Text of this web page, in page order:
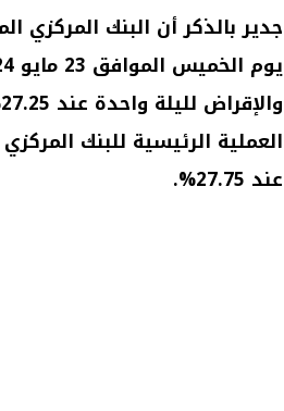
جدير بالذكر أن البنك المركزي
يوم الخميس الموافق 23 مايو 2024 تثبيت
عند 27.75%.